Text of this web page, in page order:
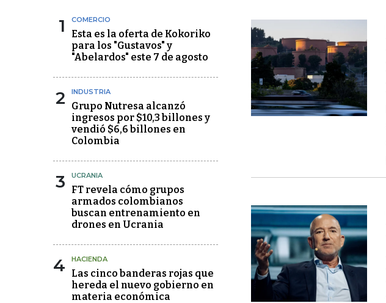
1 COMERCIO
Esta es la oferta de Kokoriko
para los "Gustavos" y
"Abelardos" este 7 de agosto
2 INDUSTRIA
Grupo Nutresa alcanzó
ingresos por $10,3 billones y
vendió $6,6 billones en
Colombia
3 UCRANIA
FT revela cómo grupos
armados colombianos
buscan entrenamiento en
drones en Ucrania
4 HACIENDA
Las cinco banderas rojas que
hereda el nuevo gobierno en
materia económica